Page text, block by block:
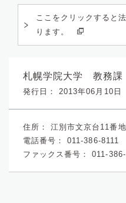
ここをクリックすると
ります。
発行日： 2013年06月10日
札幌学院大学 教務
住所：
江別市文京台11番地
電話番号：
011-386-8111
ファックス番号：
011-